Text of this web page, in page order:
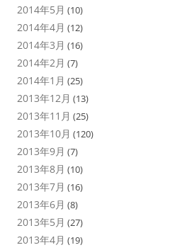
2014年5月 (10)
2014年4月 (12)
2014年3月 (16)
2014年2月 (7)
2014年1月 (25)
2013年12月 (13)
2013年11月 (25)
2013年10月 (120)
2013年9月 (7)
2013年8月 (10)
2013年7月 (16)
2013年6月 (8)
2013年5月 (27)
2013年4月 (19)